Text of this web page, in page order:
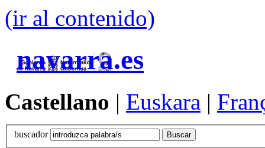
(ir al contenido)
navarra.es
Castellano | Euskara |
buscador